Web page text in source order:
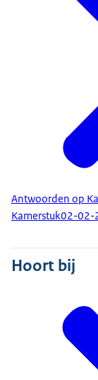
Antwoorden op
Kamerstuk02-02-
Hoort bij